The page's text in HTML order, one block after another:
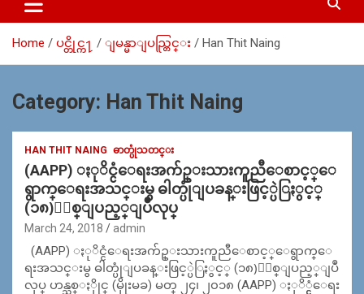
Media
(ဖုုံး – ၀၉ ၂၅၂ ၂၄၉ ၀၉၄ ၊ ၀၉ ၄၂၁ ၇၄၃ ၇၅၃ ၊ ၀၉ ၅၀၄ ၁၀ ၅၈) ျ
ဇာေစ်းသစ္ ။ ၀၉ ၇၈၆၈၃၇ ၃၀၅ / ၀၉ ၉၆၃၆၉၉၈၃၄
Home ပင္တိုင္က႑ ျမန္မာျပည္တြင္း Han Thit Naing
Category: Han Thit Naing
HAN THIT NAING ဓာတ္ပုံသတင္း
(AAPP) ႏုိင္ငံေရးအက်ဥ္းသားကူညီေစာင့္ေ
ရွာက္ေရးအသင္းမွ ဓါတ္ပုံျပခန္းဖြင့္ပဲြႏွင့္
(၁၈)ႏွစ္ျပည့္ျပဳလုပ္
March 24, 2018 admin
(AAPP) ႏုိင္ငံေရးအက်ဥ္းသားကူညီေစာင့္ေရွာက္ေ
ရးအသင္းမွ ဓါတ္ပုံျပခန္းဖြင့္ပဲြႏွင့္ (၁၈)ႏွစ္ျပည့္ျပဳ
လုပ္ ဟန္သစ္ႏိုုင္ (မိုုးမခ) မတ္ ၂၄၊ ၂၀၁၈ (AAPP) ႏုိ္င္ငံေရး